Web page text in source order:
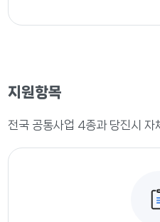
지원항목
전국 공통사업 4종과 당진시 자